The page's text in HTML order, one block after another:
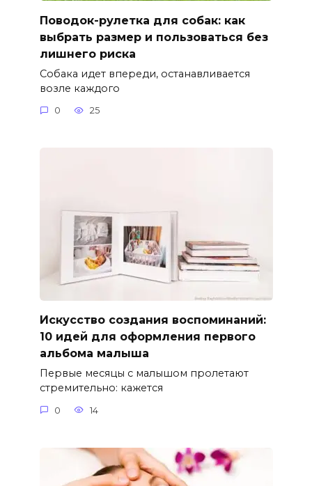
Поводок-рулетка для собак: как
выбрать размер и пользоваться без
лишнего риска
Собака идет впереди, останавливается
возле каждого
0 25
Искусство создания воспоминаний:
10 идей для оформления первого
альбома малыша
Первые месяцы с малышом пролетают
стремительно: кажется
0 14